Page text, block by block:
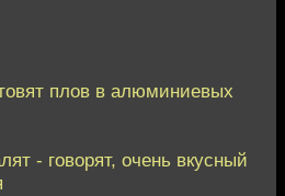
плов в алюминиевых
- говорят, очень вкусный